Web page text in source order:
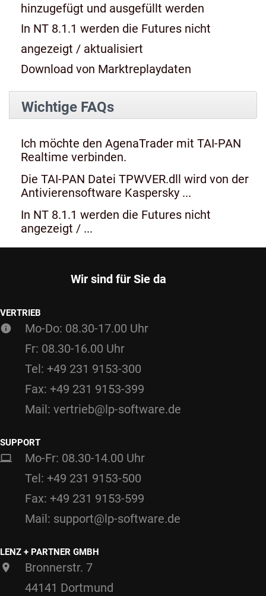
hinzugefügt und ausgefüllt werden
In NT 8.1.1 werden die Futures nicht
angezeigt / aktualisiert
Download von Marktreplaydaten
Wichtige FAQs
Ich möchte den AgenaTrader mit TAI-PAN
Realtime verbinden.
Die TAI-PAN Datei TPWVER.dll wird von der
Antivierensoftware Kaspersky ...
In NT 8.1.1 werden die Futures nicht
angezeigt / ...
Wir sind für Sie da
VERTRIEB
Mo-Do: 08.30-17.00 Uhr
Fr: 08.30-16.00 Uhr
Tel: +49 231 9153-300
Fax: +49 231 9153-399
Mail: vertrieb@lp-software.de
SUPPORT
Mo-Fr: 08.30-14.00 Uhr
Tel: +49 231 9153-500
Fax: +49 231 9153-599
Mail: support@lp-software.de
LENZ + PARTNER GMBH
Bronnerstr. 7
44141 Dortmund